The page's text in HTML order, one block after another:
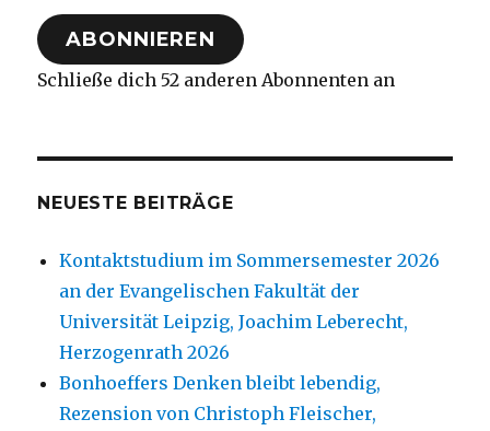
Adresse
ABONNIEREN
Schließe dich 52 anderen Abonnenten an
NEUESTE BEITRÄGE
Kontaktstudium im Sommersemester 2026
an der Evangelischen Fakultät der
Universität Leipzig, Joachim Leberecht,
Herzogenrath 2026
Bonhoeffers Denken bleibt lebendig,
Rezension von Christoph Fleischer,